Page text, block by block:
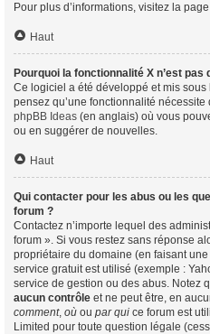
Pour plus d’informations, visitez la
Haut
Pourquoi la fonctionnalité X n’est pas
Ce logiciel a été développé et mis
pensez qu’une fonctionnalité nécessite
phpBB Ideas (en anglais) où vous
ou en suggérer de nouvelles.
Haut
Qui contacter pour les abus ou les
forum ?
Contactez n’importe lequel des
forum ». Si vous restez sans réponse
propriétaire du domaine (en faisant une
service gratuit est utilisé (exemple :
service de gestion ou des abus. Notez
aucun contrôle et ne peut être, en
comment, où ou par qui ce forum est
Limited pour toute question légale